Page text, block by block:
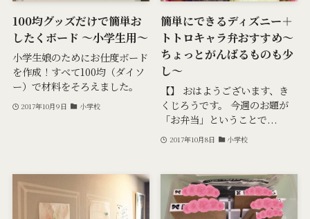
100均グッズだけで簡単お
したくボード 〜小学生用〜
小学生娘のためにお仕度ボード
を作成！すべて100均（ダイソ
ー）で材料をそろえました。
2017年10月9日 小学校
簡単にできるディズニー＋
トトロキャラ弁おすすめ〜
ちょっとがんばるものも少
し〜
【】 おはようございます、き
くじろうです。 今週のお題が
「お弁当」ということで...
2017年10月8日 小学校